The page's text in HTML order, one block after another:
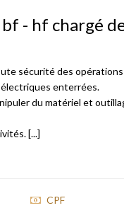
- hf chargé
sécurité des
enterrées.
du matériel et
[...]
CPF